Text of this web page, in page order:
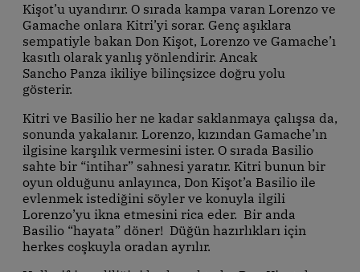
Kişot’u uyandırır. O sırada kampa varan Lorenzo ve
Gamache onlara Kitri’yi sorar. Genç aşıklara
sempatiyle bakan Don Kişot, Lorenzo ve Gamache’ı
kasıtlı olarak yanlış yönlendirir. Ancak
Sancho Panza ikiliye bilinçsizce doğru yolu
gösterir.
Kitri ve Basilio her ne kadar saklanmaya çalışsa da,
sonunda yakalanır. Lorenzo, kızından Gamache’ın
ilgisine karşılık vermesini ister. O sırada Basilio
sahte bir “intihar” sahnesi yaratır. Kitri bunun bir
oyun olduğunu anlayınca, Don Kişot’a Basilio ile
evlenmek istediğini söyler ve konuyla ilgili
Lorenzo’yu ikna etmesini rica eder. Bir anda
Basilio “hayata” döner! Düğün hazırlıkları için
herkes coşkuyla oradan ayrılır.